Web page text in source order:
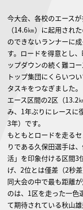
今大会、各校のエース
（14.6㎞）に起用され
のできないランナーに
す。ロードを得意とし
ップダウンの続く難コ
トップ集団にくらいつ
タスキをつなぎました。
エース区間の2区（13.2
み、1年ぶりにレースに
3年）です。
もともとロードを走る
りである久保田選手は
活」を印象付ける区間3
げ、2位とは僅差（2秒
同大会の中で最も距離
のは、1区を走った一色
て期待されている秋山